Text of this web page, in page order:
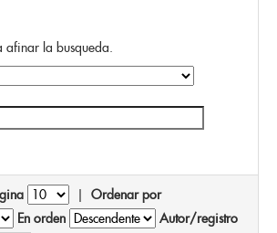
afinar la busqueda.
| Ordenar por
En orden
Autor/registro